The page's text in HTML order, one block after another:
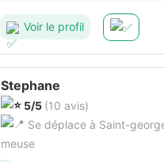
Voir le profil
Stephane
5/5 (10 avis)
Se déplace à Saint-
meuse